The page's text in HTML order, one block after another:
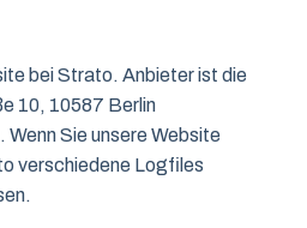
bei Strato. Anbieter ist die
10, 10587 Berlin
Sie unsere Website
verschiedene Logfiles